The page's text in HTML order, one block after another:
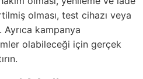
olması, test cihazı veya
Ayrıca kampanya
olabileceği için gerçek